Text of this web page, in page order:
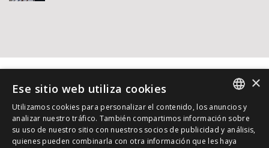
© 2015 - 2026 Dr. Jordi Jiménez. Reservados todos los
SPANISH
INGLES
×
Ese sitio web utiliza cookies
Utilizamos cookies para personalizar el contenido, los anuncios y
analizar nuestro tráfico. También compartimos información sobre
su uso de nuestro sitio con nuestros socios de publicidad y análisis,
quienes pueden combinarla con otra información que les haya